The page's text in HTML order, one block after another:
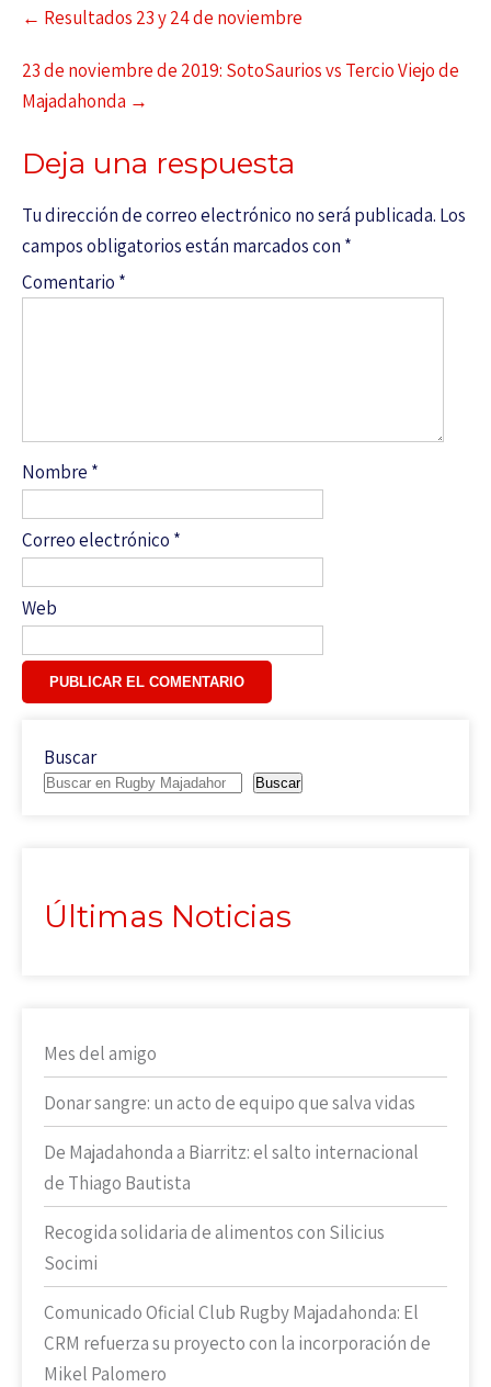
← Resultados 23 y 24 de noviembre
23 de noviembre de 2019: SotoSaurios vs Tercio Viejo de
Majadahonda →
Deja una respuesta
Tu dirección de correo electrónico no será publicada. Los
campos obligatorios están marcados con *
Comentario *
Nombre *
Correo electrónico *
Web
Buscar
Buscar
Últimas Noticias
Mes del amigo
Donar sangre: un acto de equipo que salva vidas
De Majadahonda a Biarritz: el salto internacional
de Thiago Bautista
Recogida solidaria de alimentos con Silicius
Socimi
Comunicado Oficial Club Rugby Majadahonda: El
CRM refuerza su proyecto con la incorporación de
Mikel Palomero